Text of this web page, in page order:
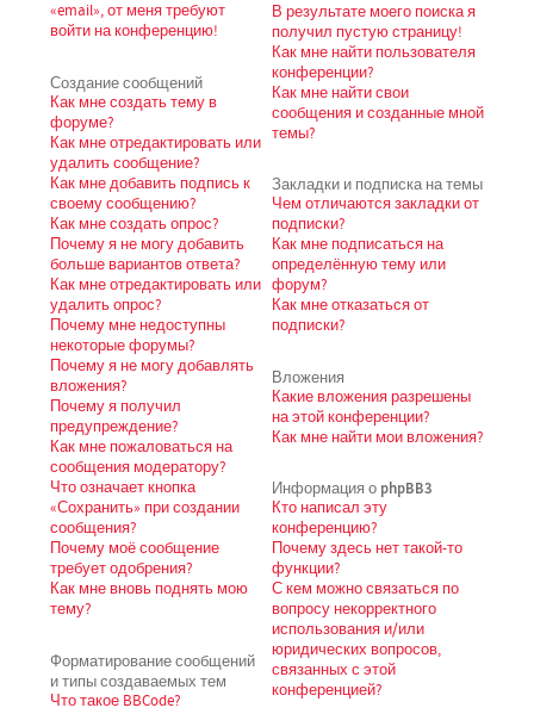
«email», от меня требуют
войти на конференцию!
Создание сообщений
Как мне создать тему в
форуме?
Как мне отредактировать или
удалить сообщение?
Как мне добавить подпись к
своему сообщению?
Как мне создать опрос?
Почему я не могу добавить
больше вариантов ответа?
Как мне отредактировать или
удалить опрос?
Почему мне недоступны
некоторые форумы?
Почему я не могу добавлять
вложения?
Почему я получил
предупреждение?
Как мне пожаловаться на
сообщения модератору?
Что означает кнопка
«Сохранить» при создании
сообщения?
Почему моё сообщение
требует одобрения?
Как мне вновь поднять мою
тему?
Форматирование сообщений
и типы создаваемых тем
Что такое BBCode?
В результате моего поиска я
получил пустую страницу!
Как мне найти пользователя
конференции?
Как мне найти свои
сообщения и созданные мной
темы?
Закладки и подписка на темы
Чем отличаются закладки от
подписки?
Как мне подписаться на
определённую тему или
форум?
Как мне отказаться от
подписки?
Вложения
Какие вложения разрешены
на этой конференции?
Как мне найти мои вложения?
Информация о phpBB3
Кто написал эту
конференцию?
Почему здесь нет такой-то
функции?
С кем можно связаться по
вопросу некорректного
использования и/или
юридических вопросов,
связанных с этой
конференцией?